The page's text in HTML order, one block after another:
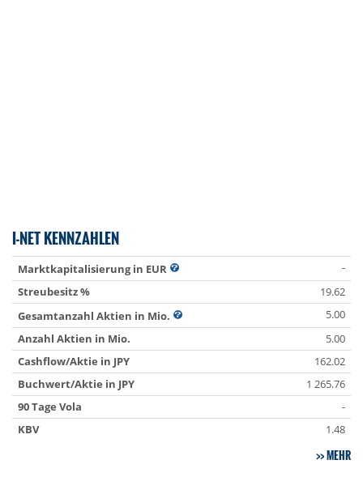
I-NET KENNZAHLEN
Marktkapitalisierung in EUR
-
Streubesitz %
19.62
Gesamtanzahl Aktien in Mio.
5.00
Anzahl Aktien in Mio.
5.00
Cashflow/Aktie in JPY
162.02
Buchwert/Aktie in JPY
1 265.76
90 Tage Vola
-
KBV
1.48
MEHR